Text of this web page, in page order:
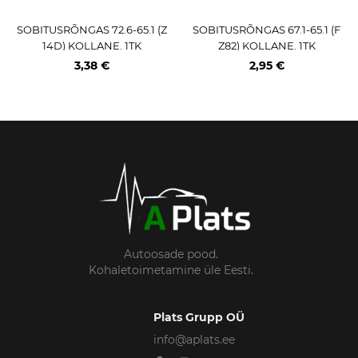
SOBITUSRÕNGAS 72.6-65.1 (Z
14D) KOLLANE. 1TK
3,38 €
SOBITUSRÕNGAS 67.1-65.1 (F
Z82) KOLLANE. 1TK
2,95 €
Autoosade pood.
Kohaletoimetamine üle Eesti.
Plats Grupp OÜ
info@aplats.ee